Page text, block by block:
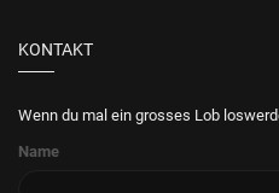
KONTAKT
Wenn du mal ein grosses Lob
Name